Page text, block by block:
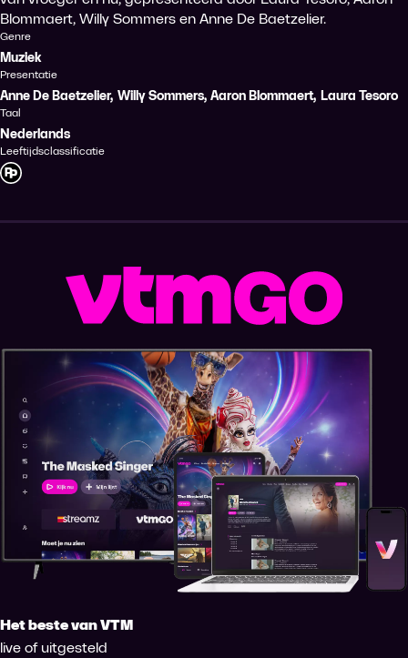
Blommaert, Willy Sommers en Anne De Baetzelier.
Genre
Muziek
Presentatie
Anne De Baetzelier, Willy Sommers, Aaron Blommaert, Laura Tesoro
Taal
Nederlands
Leeftijdsclassificatie
Het beste van VTM
live of uitgesteld